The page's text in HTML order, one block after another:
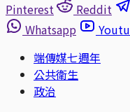
Pinterest
Reddit
Whatsapp
端傳媒七週年
公共衛生
政治